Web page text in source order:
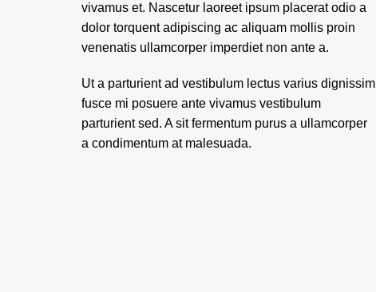
vivamus et. Nascetur laoreet ipsum placerat odio a
dolor torquent adipiscing ac aliquam mollis proin
venenatis ullamcorper imperdiet non ante a.
Ut a parturient ad vestibulum lectus varius dignissim
fusce mi posuere ante vivamus vestibulum
parturient sed. A sit fermentum purus a ullamcorper
a condimentum at malesuada.